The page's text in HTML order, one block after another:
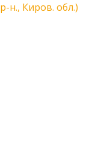
н., Киров. обл.)